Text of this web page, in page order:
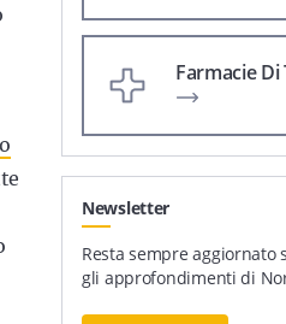
Farmacie
Newsletter
Resta sempre aggiornato
gli approfondimenti di